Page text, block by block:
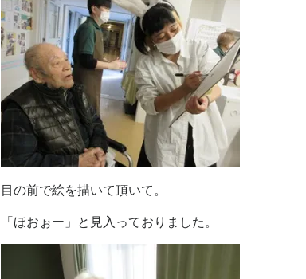
目の前で絵を描いて頂いて。
「ほおぉー」と見入っておりました。